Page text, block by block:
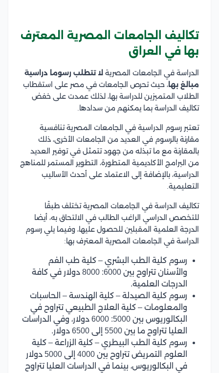
تكاليف الجامعات المصرية المعترف
بها في العراق
الدراسة في الجامعات المصرية لا تتطلب رسوما دراسية
مبالغ بها، حيث تحرص الجامعات في مصر على استقطاب
الطلاب المتميزين للدراسة بها، لذلك عمدت على خفض
تكاليف الدراسة بما يمكنهم من سدادها.
تعتبر رسوم الدراسية في الجامعات المصرية تنافسية
مقارنة بالرسوم في العديد من الجامعات الأخرى، ذلك
بالمقارنة مع ما تبذله من جهود تتمثل في توفير العديد
من البرامج الأكاديمية المتطورة، التطوير المستمر للمناهج
الدراسية، بالإضافة إلى الاعتماد على أحدث الأساليب
التعليمية.
تكاليف الدراسة في الجامعات المصرية تختلف طبقًا
للتخصص الدراسي الراغب الطالب في الالتحاق به، أيضا
الدرجة العلمية المقبلين للحصول عليها، وفيما يلي رسوم
الدراسة في الجامعات المصرية المعترف بها:
رسوم كلية الطب البشري – كلية طب الفم
والأسنان تتراوح بين 6000: 8000 دولار في كافة
الدرجات العلمية.
رسوم كلية الصيدلة – كلية الهندسة – الحاسبات
والمعلومات – كلية العلاج الطبيعي تتراوح في
البكالوريوس بين 5000: 6000 دولار، وفي الدراسات
العليا تتراوح ما بين 5500 إلى 6500 دولار.
رسوم كلية الطب البيطري – كلية الزراعة – كلية
العلوم التمريض تتراوح بين 4000 إلى 5000 دولار
في البكالوريوس، بينما في الدراسات العليا تتراوح